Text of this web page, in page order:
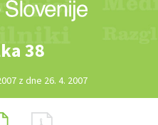
38
z dne 26. 4. 2007